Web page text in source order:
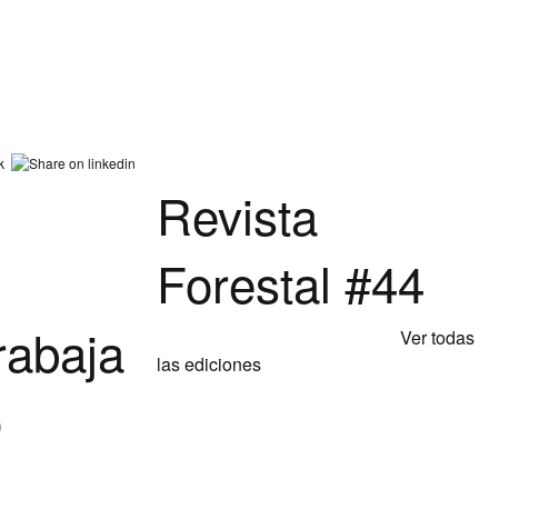
Revista
Forestal #44
Ver todas
las ediciones